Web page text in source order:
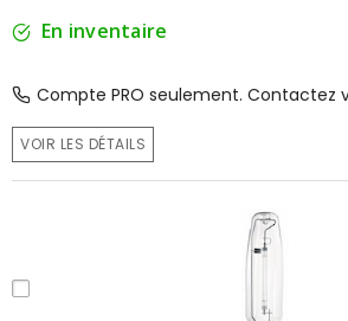
En inventaire
Compte PRO seulement. Contactez
VOIR LES DÉTAILS